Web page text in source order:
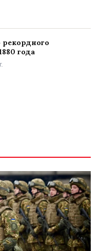
года